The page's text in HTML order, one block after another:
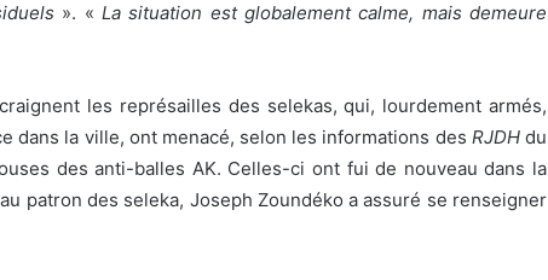
». « La situation est globalement calme, mais demeure
les représailles des selekas, qui, lourdement armés,
dans la ville, ont menacé, selon les informations des RJDHdu
des anti-balles AK. Celles-ci ont fui de nouveau dans la
patron des seleka, Joseph Zoundéko a assuré se renseigner